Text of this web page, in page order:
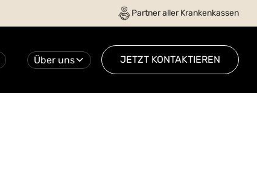
Partner aller Krankenkassen
Über uns JETZT KONTAKTIEREN